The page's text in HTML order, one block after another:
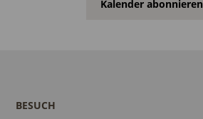
Kalender abonnieren
BESUCH